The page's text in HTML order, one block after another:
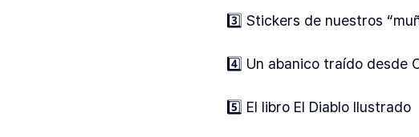
3️⃣ Stickers de nuestros
4️⃣ Un abanico traído desde
5️⃣ El libro El Diablo Ilustrado